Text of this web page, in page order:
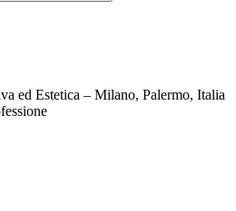
ed Estetica – Milano, Palermo, Italia